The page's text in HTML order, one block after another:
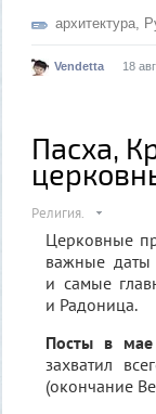
архитектура
Vendetta 18
Пасха,
Религия.
Церковные
важные даты
и самые
и Радоница.
Посты в
захватил
(окончание